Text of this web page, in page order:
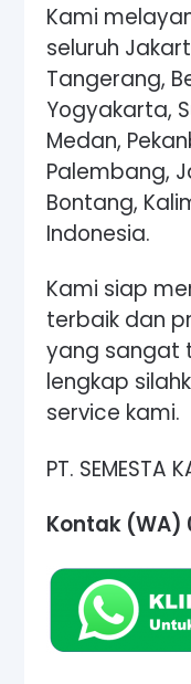
Kami
seluruh
Tangerang,
Yogyakarta,
Medan,
Palembang,
Bontang,
Indonesia.
Kami siap
terbaik dan
yang sangat
lengkap
service kami.
PT. SEMESTA
Kontak (WA)